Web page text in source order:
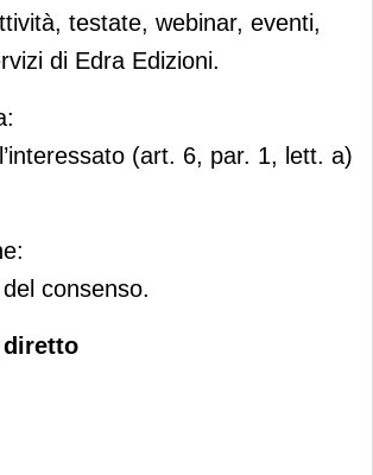
testate, webinar, eventi,
di Edra Edizioni.
(art. 6, par. 1, lett. a)
consenso.